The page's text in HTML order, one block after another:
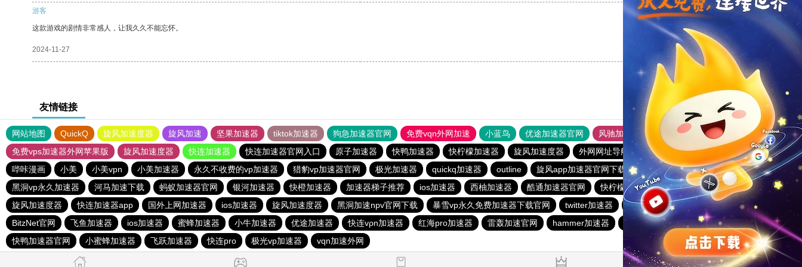
游客
这款游戏的剧情非常感人，让我久久不能忘怀。
2024-11-27 支持
友情链接
网站地图 QuickQ 旋风加速度器 旋风加速 坚果加速器 tiktok加速器 狗急加速器官网 免费vqn外网加速 小蓝鸟 优途加速器官网 风驰加速器
旋风加速器
免费vps加速器外网苹果版
旋风加速度器 快连加速器 快连加速器官网入口 原子加速器 快鸭加速器 快柠檬加速器 旋风加速度器 外网网址导航 软件中心 雷霆加速
狂飙加速器
哔咔漫画
小美 小美vpn 小美加速器 永久不收费的vp加速器 猎豹vp加速器官网 极光加速器 quickq加速器 outline 旋风app加速器官网下载 快联加速器
黑洞加速器
黑洞vp永久加速器
河马加速下载 蚂蚁加速器官网 银河加速器 快橙加速器 加速器梯子推荐 ios加速器 西柚加速器 酷通加速器官网 快柠檬官网 旋风加速
快连加速器app
旋风加速度器
快连加速器app 国外上网加速器 ios加速器 旋风加速度器 黑洞加速npv官网下载 暴雪vp永久免费加速器下载官网 twitter加速器 1元机场
原子加速最新下载
BitzNet官网
飞鱼加速器 ios加速器 蜜蜂加速器 小牛加速器 优途加速器 快连vρn加速器 红海pro加速器 雷轰加速官网 hammer加速器 雷轰加速器
纸飞机加速器
快鸭加速器官网
小蜜蜂加速器 飞跃加速器 快连pro 极光vp加速器 vqn加速外网